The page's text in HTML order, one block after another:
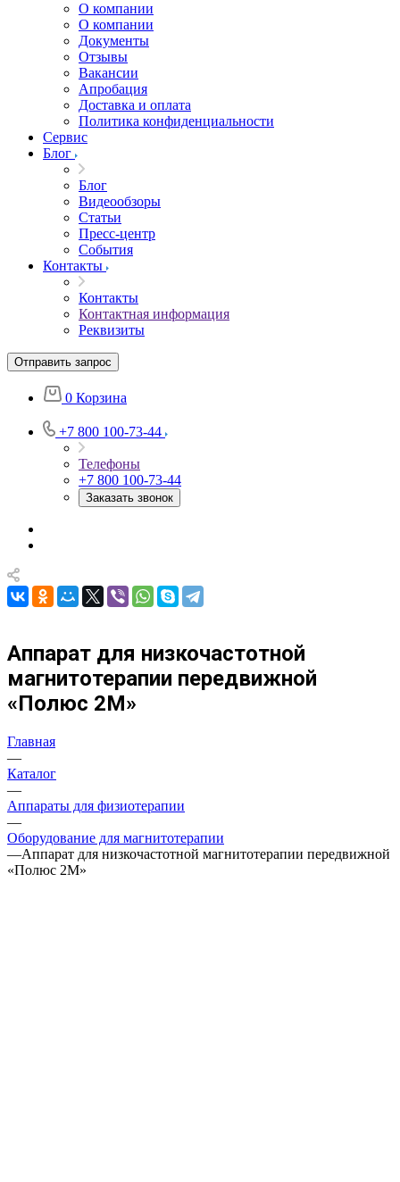
О компании
О компании
Документы
Отзывы
Вакансии
Апробация
Доставка и оплата
Политика конфиденциальности
Сервис
Блог
Блог
Видеообзоры
Статьи
Пресс-центр
События
Контакты
Контакты
Контактная информация
Реквизиты
Отправить запрос
0 Корзина
+7 800 100-73-44
Телефоны
+7 800 100-73-44
Заказать звонок
Аппарат для низкочастотной
магнитотерапии передвижной
«Полюс 2М»
Главная
—
Каталог
—
Аппараты для физиотерапии
—
Оборудование для магнитотерапии
—Аппарат для низкочастотной магнитотерапии передвижной
«Полюс 2М»